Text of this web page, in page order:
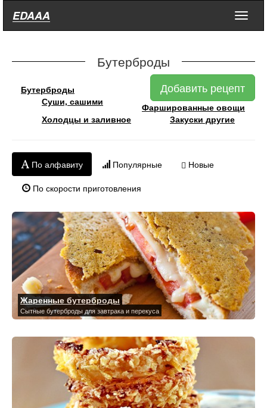
EDAAA Меню
Бутерброды
Добавить рецепт
Бутерброды
Суши, сашими
Фаршированные овощи
Холодцы и заливное
Закуски другие
По алфавиту Популярные
Новые
По скорости приготовления
Жаренные бутерброды
Сытные бутерброды для завтрака и перекуса